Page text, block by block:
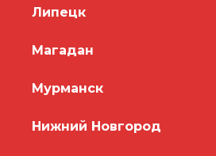
Липецк
Магадан
Мурманск
Нижний Новгород